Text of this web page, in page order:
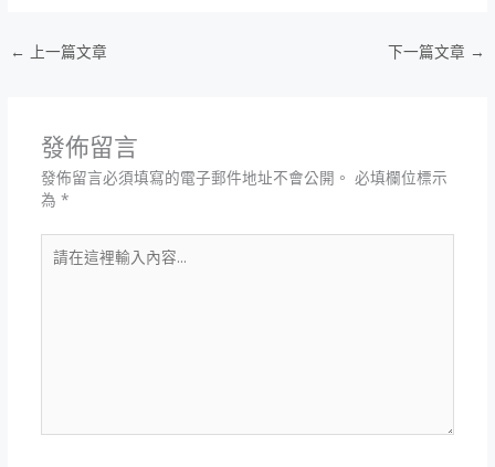
← 上一篇文章 下一篇文章 →
發佈留言
發佈留言必須填寫的電子郵件地址不會公開。 必填欄位標示
為 *
在